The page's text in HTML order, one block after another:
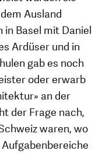
Ausland
in Basel mit Daniel
Ardüser und in
gab es noch
oder erwarb
an der
der Frage nach,
waren, wo